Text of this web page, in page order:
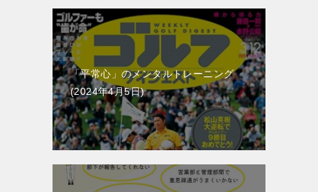
「平常心」のメンタルトレーニング
2024年4月5日